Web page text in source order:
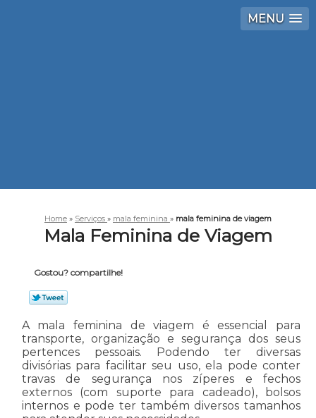
MENU
Home » Serviços » mala feminina » mala feminina de viagem
Mala Feminina de Viagem
Gostou? compartilhe!
A mala feminina de viagem é essencial para
transporte, organização e segurança dos seus
pertences pessoais. Podendo ter diversas
divisórias para facilitar seu uso, ela pode conter
travas de segurança nos zíperes e fechos
externos (com suporte para cadeado), bolsos
internos e pode ter também diversos tamanhos